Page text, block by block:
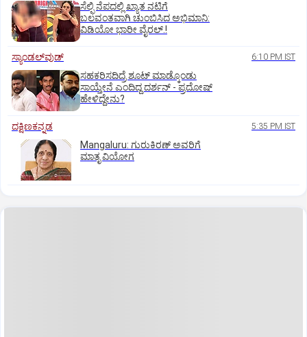
ಸೆಲ್ಫಿ ನೆಪದಲ್ಲಿ ಖ್ಯಾತ ನಟಿಗೆ
ಬಲವಂತವಾಗಿ ಚುಂಬಿಸಿದ ಅಭಿಮಾನಿ:
ವಿಡಿಯೋ ಭಾರೀ ವೈರಲ್.!
ಸ್ಯಾಂಡಲ್‌ವುಡ್‌ 6:10 PM IST
ಸಹಕರಿಸದಿದ್ರೆ ಶೂಟ್‌ ಮಾಡ್ಕೊಂಡು
ಸಾಯ್ತೇನೆ ಎಂದಿದ್ದ ದರ್ಶನ್‌ - ಪ್ರದೋಷ್‌
ಹೇಳಿದ್ದೇನು?
ದಕ್ಷಿಣಕನ್ನಡ 5:35 PM IST
Mangaluru: ಗುರುಕಿರಣ್ ಅವರಿಗೆ
ಮಾತೃ ವಿಯೋಗ